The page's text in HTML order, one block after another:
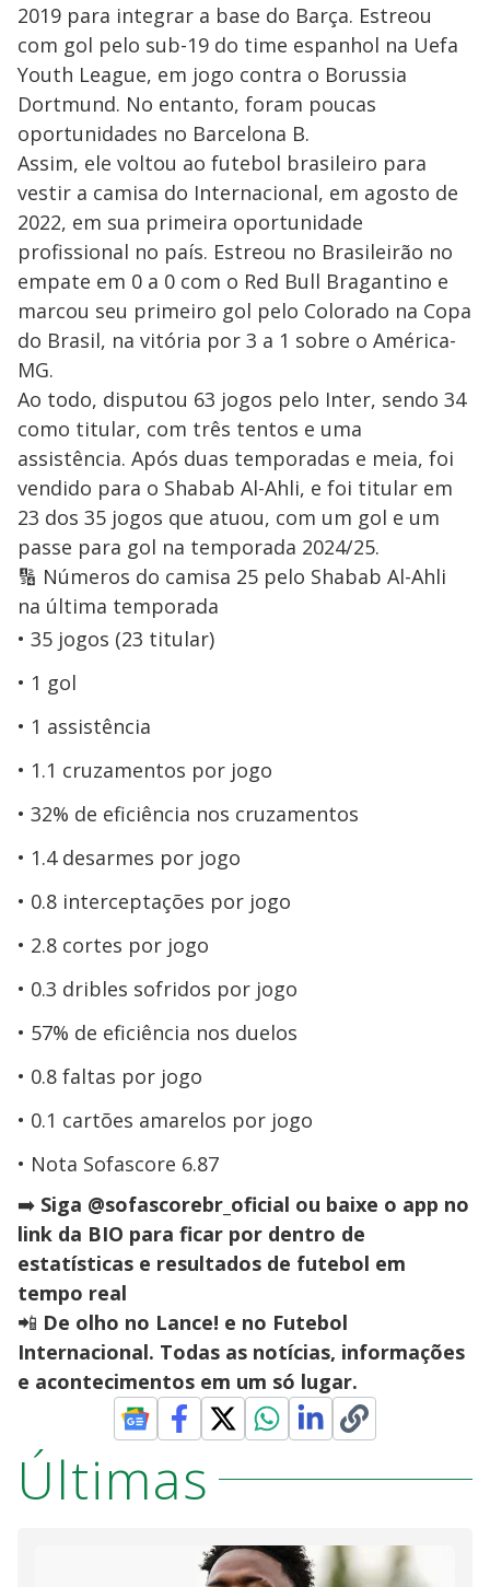
2019 para integrar a base do Barça. Estreou
com gol pelo sub-19 do time espanhol na Uefa
Youth League, em jogo contra o Borussia
Dortmund. No entanto, foram poucas
oportunidades no Barcelona B.
Assim, ele voltou ao futebol brasileiro para
vestir a camisa do Internacional, em agosto de
2022, em sua primeira oportunidade
profissional no país. Estreou no Brasileirão no
empate em 0 a 0 com o Red Bull Bragantino e
marcou seu primeiro gol pelo Colorado na Copa
do Brasil, na vitória por 3 a 1 sobre o América-
MG.
Ao todo, disputou 63 jogos pelo Inter, sendo 34
como titular, com três tentos e uma
assistência. Após duas temporadas e meia, foi
vendido para o Shabab Al-Ahli, e foi titular em
23 dos 35 jogos que atuou, com um gol e um
passe para gol na temporada 2024/25.
🔢 Números do camisa 25 pelo Shabab Al-Ahli
na última temporada
35 jogos (23 titular)
1 gol
1 assistência
1.1 cruzamentos por jogo
32% de eficiência nos cruzamentos
1.4 desarmes por jogo
0.8 interceptações por jogo
2.8 cortes por jogo
0.3 dribles sofridos por jogo
57% de eficiência nos duelos
0.8 faltas por jogo
0.1 cartões amarelos por jogo
Nota Sofascore 6.87
➡️ Siga @sofascorebr_oficial ou baixe o app no
link da BIO para ficar por dentro de
estatísticas e resultados de futebol em
tempo real
📲 De olho no Lance! e no Futebol
Internacional. Todas as notícias, informações
e acontecimentos em um só lugar.
Últimas